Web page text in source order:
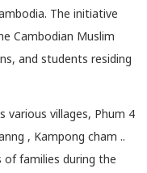
The initiative
Cambodian Muslim
and students residing
various villages, Phum 4
, Kampong cham ..
families during the